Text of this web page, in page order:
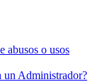
abusos o usos
un Administrador?